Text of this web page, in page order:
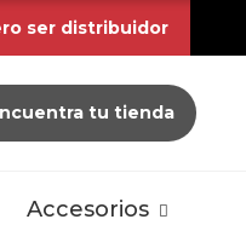
ser distribuidor
tu tienda
Accesorios